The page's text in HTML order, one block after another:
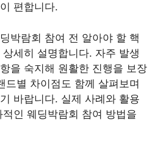
편합니다.
박람회 참여 전 알아야 할 핵
세히 설명합니다. 자주 발생
을 숙지해 원활한 진행을 보장
드별 차이점도 함께 살펴보며
바랍니다. 실제 사례와 활용
인 웨딩박람회 참여 방법을